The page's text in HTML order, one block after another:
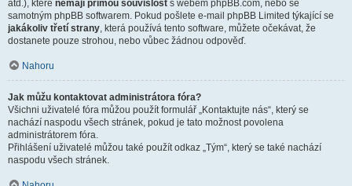
atd.), které nemají přímou souvislost s webem phpBB.com, nebo se
samotným phpBB softwarem. Pokud pošlete e-mail phpBB Limited týkající se
jakákoliv třetí strany, která používá tento software, můžete očekávat, že
dostanete pouze strohou, nebo vůbec žádnou odpověď.
Nahoru
Jak můžu kontaktovat administrátora fóra?
Všichni uživatelé fóra můžou použít formulář „Kontaktujte nás“, který se
nachází naspodu všech stránek, pokud je tato možnost povolena
administrátorem fóra.
Přihlášení uživatelé můžou také použít odkaz „Tým“, který se také nachází
naspodu všech stránek.